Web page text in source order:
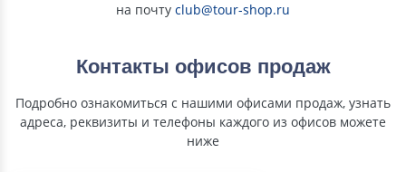
на почту club@tour-shop.ru
Контакты офисов продаж
Подробно ознакомиться с нашими офисами продаж, узнать
адреса, реквизиты и телефоны каждого из офисов можете
ниже